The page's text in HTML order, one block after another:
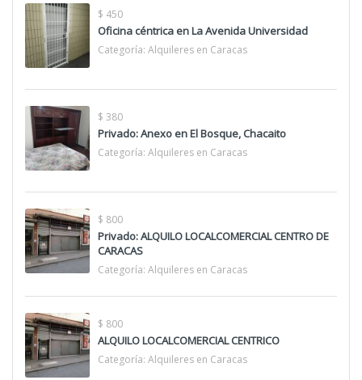
$ 450
Oficina céntrica en La Avenida Universidad
Categoría: Alquileres en Caracas
$ 380
Privado: Anexo en El Bosque, Chacaito
Categoría: Alquileres en Caracas
$ 800
Privado: ALQUILO LOCALCOMERCIAL CENTRO DE
CARACAS
Categoría: Alquileres en Caracas
$ 800
ALQUILO LOCALCOMERCIAL CENTRICO
Categoría: Alquileres en Caracas